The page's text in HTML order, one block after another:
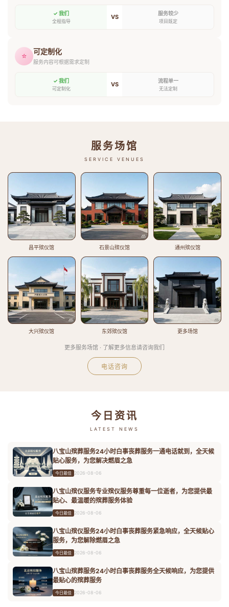
✓ 我们
全程指导
VS 服务较少
项目既定
⭐ 可定制化
服务内容可根据需求定制
✓ 我们
可定制化
VS 流程单一
无法定制
服务场馆
SERVICE VENUES
昌平殡仪馆 石景山殡仪馆 通州殡仪馆
大兴殡仪馆 东郊殡仪馆 更多场馆
更多服务场馆 · 了解更多信息请咨询我们
电话咨询
今日资讯
LATEST NEWS
八宝山殡葬服务24小时白事丧葬服务一通电话就到，全天候
贴心服务，为您解决燃眉之急
今日最佳 2026-08-06
八宝山殡仪服务专业殡仪服务尊重每一位逝者，为您提供最
贴心、最温暖的殡葬服务体验
今日最佳 2026-08-06
八宝山殡仪服务24小时白事丧葬服务紧急响应，全天候贴心
服务，为您解除燃眉之急
今日最佳 2026-08-06
八宝山殡葬服务24小时白事丧葬服务全天候响应，为您提供
最贴心的殡葬服务
今日最佳 2026-08-06